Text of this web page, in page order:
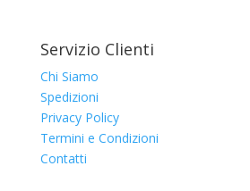
Servizio Clienti
Chi Siamo
Spedizioni
Privacy Policy
Termini e Condizioni
Contatti